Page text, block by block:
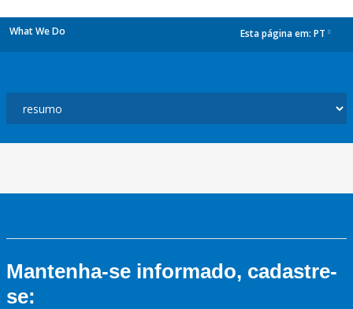
What We Do Esta página em: PT
Mantenha-se informado, cadastre-
se: